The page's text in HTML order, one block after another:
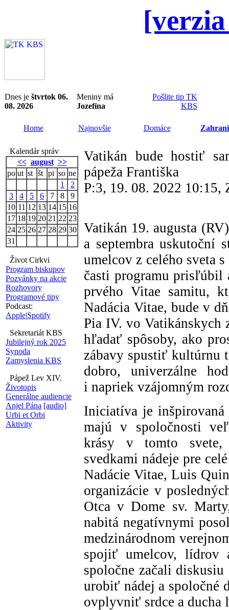
Dnes je štvrtok 06.
08. 2026
Meniny má
Jozefína
Pošlite tip TK
KBS
Home Najnovšie Domáce
Kalendár správ
<< august >>
po ut st št pi so ne
1
2
3
4 5 6 7 8
9
10 11 12 13 14 15 16
17 18 19 20 21 22 23
24 25 26 27 28 29 30
31
Život Cirkvi
Program biskupov
Pozvánky na akcie
Rozhovory
Programové tipy
Podcast:
Apple|Spotify
Sekretariát KBS
Jubilejný rok 2025
Synoda
Zamyslenia KBS
Pápež Lev XIV.
Životopis
Generálne audiencie
Anjel Pána [audio]
Urbi et Orbi
Aktivity
Vatikán bude hostiť
pápeža Františka
P:3, 19. 08. 2022 10:15,
Vatikán 19. augusta
a septembra uskutoční
umelcov z celého sveta
časti programu prisľúbil
prvého Vitae samitu,
Nadácia Vitae, bude v
Pia IV. vo Vatikánskych
hľadať spôsoby, ako
zábavy spustiť kultúrnu
dobro, univerzálne
i napriek vzájomným
Iniciatíva je inšpirovaná
majú v spoločnosti
krásy v tomto svete,
svedkami nádeje pre
Nadácie Vitae, Luis
organizácie v
Otca v Dome sv.
nabitá negatívnymi
medzinárodnom
spojiť umelcov, lídrov
spoločne začali
urobiť nádej a spoločné
ovplyvniť srdce a ducha